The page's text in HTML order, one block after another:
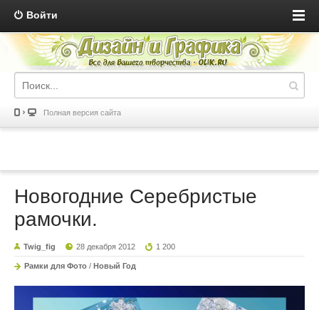
Войти
Полная версия сайта
Новогодние Серебристые
рамочки.
Twig_fig 28 декабря 2012 1 200
Рамки для Фото / Новый Год